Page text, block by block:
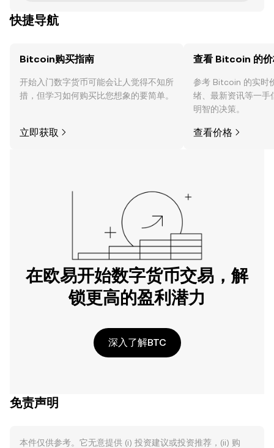
快捷导航
Bitcoin购买指南
开始入门数字货币可能会让人觉得不知所
措，但学习如何购买比您想象的要简单。
立即获取
查看 Bitcoin 的
参考 Bitcoin 的实时
绪、最新资讯等一手
明智的决策。
查看价格
在欧易开始数字货币交易，解
锁更高的盈利潜力
深入了解BTC
免责声明
本件仅供参考。它无意提供 (i) 投资建议或投资推荐，(ii) 购